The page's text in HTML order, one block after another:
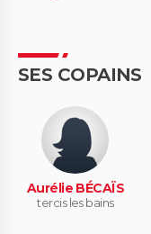
SES COPAINS
Aurélie BÉCAÏS
tercis les bains